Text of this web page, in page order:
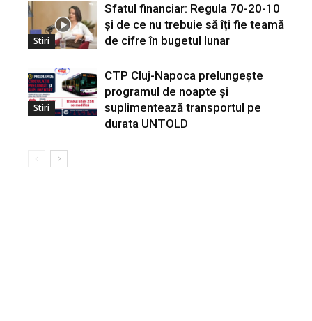
Stiri
Sfatul financiar: Regula 70-20-10
și de ce nu trebuie să îți fie teamă
de cifre în bugetul lunar
Stiri
CTP Cluj-Napoca prelungește
programul de noapte și
suplimentează transportul pe
durata UNTOLD